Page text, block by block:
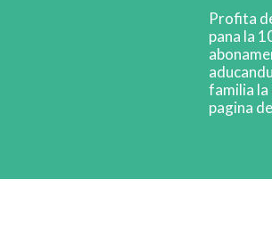
Profita
pana la
familia la
pagina